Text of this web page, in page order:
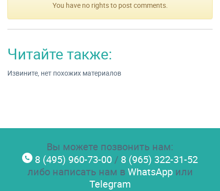
You have no rights to post comments.
Читайте также:
Извините, нет похожих материалов
Вы можете позвонить нам:
8 (495) 960-73-00 / 8 (965) 322-31-52
либо написать нам вWhatsAppили
Telegram